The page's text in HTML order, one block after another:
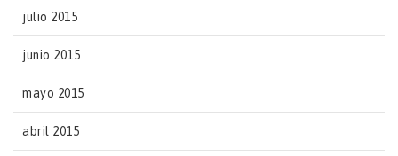
julio 2015
junio 2015
mayo 2015
abril 2015